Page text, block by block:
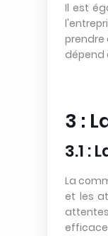
Il est
prendre
dépend
3 :
3.1 :
La
et les
efficace